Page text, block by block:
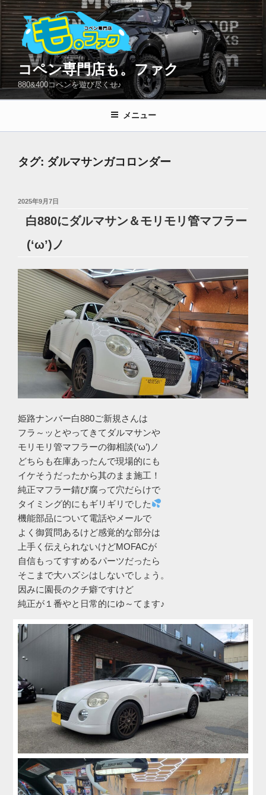
コ
ン
テ
ン
ツ
へ
ス
プ
コペン専門店も。ファク
880&400コペンを遊び尽くせ♪
メニュー
タグ: ダルマサンガコロンダー
投
2025年9月7日
白880にダルマサン＆モリモリ管マフラー
(‘ω’)ノ
姫路ナンバー白880ご新規さんは
フラ～ッとやってきてダルマサンや
モリモリ管マフラーの御相談(‘ω’)ノ
どちらも在庫あったんで現場的にも
イケそうだったから其のまま施工！
純正マフラー錆び腐って穴だらけで
タイミング的にもギリギリでした
機能部品について電話やメールで
よく御質問あるけど感覚的な部分は
上手く伝えられないけどMOFACが
自信もってすすめるパーツだったら
そこまで大ハズシはしないでしょう。
因みに園長のクチ癖ですけど
純正が１番やと日常的にゆ～てます♪